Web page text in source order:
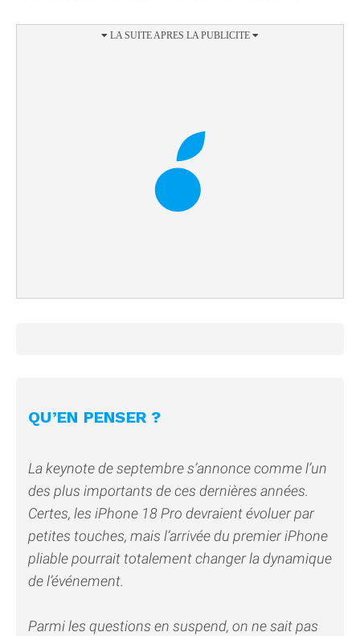
QU’EN PENSER ?
La keynote de septembre s’annonce comme l’un
des plus importants de ces dernières années.
Certes, les iPhone 18 Pro devraient évoluer par
petites touches, mais l’arrivée du premier iPhone
pliable pourrait totalement changer la dynamique
de l’événement.
Parmi les questions en suspend, on ne sait pas